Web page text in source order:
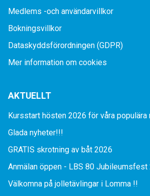
Medlems -och användarvillkor
Bokningsvillkor
Dataskyddsförordningen (GDPR)
Mer information om cookies
AKTUELLT
Kursstart hösten 2026 för våra populära
Glada nyheter!!!
GRATIS skrotning av båt 2026
Anmälan öppen - LBS 80 Jubileumsfest
Välkomna på jolletävlingar i Lomma !!